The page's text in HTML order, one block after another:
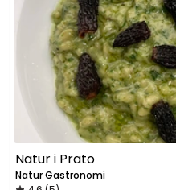
Natur i Prato
Natur Gastronomi